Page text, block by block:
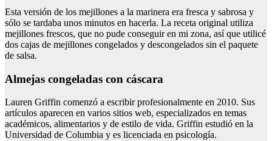
Esta versión de los mejillones a la marinera era fresca y sabrosa y
sólo se tardaba unos minutos en hacerla. La receta original utiliza
mejillones frescos, que no pude conseguir en mi zona, así que utilicé
dos cajas de mejillones congelados y descongelados sin el paquete
de salsa.
Almejas congeladas con cáscara
Lauren Griffin comenzó a escribir profesionalmente en 2010. Sus
artículos aparecen en varios sitios web, especializados en temas
académicos, alimentarios y de estilo de vida. Griffin estudió en la
Universidad de Columbia y es licenciada en psicología.